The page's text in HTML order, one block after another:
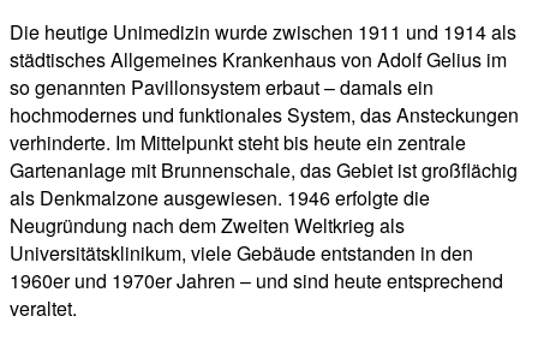
Die heutige Unimedizin wurde zwischen 1911 und 1914 als
städtisches Allgemeines Krankenhaus von Adolf Gelius im
so genannten Pavillonsystem erbaut – damals ein
hochmodernes und funktionales System, das Ansteckungen
verhinderte. Im Mittelpunkt steht bis heute ein zentrale
Gartenanlage mit Brunnenschale, das Gebiet ist großflächig
als Denkmalzone ausgewiesen. 1946 erfolgte die
Neugründung nach dem Zweiten Weltkrieg als
Universitätsklinikum, viele Gebäude entstanden in den
1960er und 1970er Jahren – und sind heute entsprechend
veraltet.